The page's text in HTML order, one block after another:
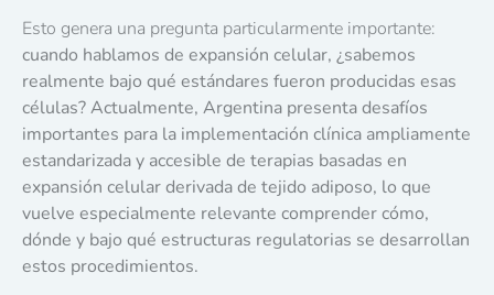
Esto genera una pregunta particularmente importante:
cuando hablamos de expansión celular, ¿sabemos
realmente bajo qué estándares fueron producidas esas
células? Actualmente, Argentina presenta desafíos
importantes para la implementación clínica ampliamente
estandarizada y accesible de terapias basadas en
expansión celular derivada de tejido adiposo, lo que
vuelve especialmente relevante comprender cómo,
dónde y bajo qué estructuras regulatorias se desarrollan
estos procedimientos.